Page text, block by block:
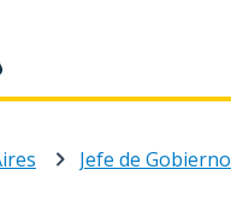
Jefe de Gobierno